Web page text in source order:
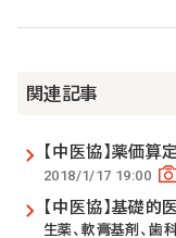
関連記事
【中医協】薬価算
2018/1/17 19:00
【中医協】基礎的
生薬、軟膏基剤、歯